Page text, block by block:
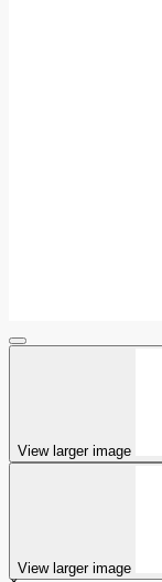
View larger image
View larger image